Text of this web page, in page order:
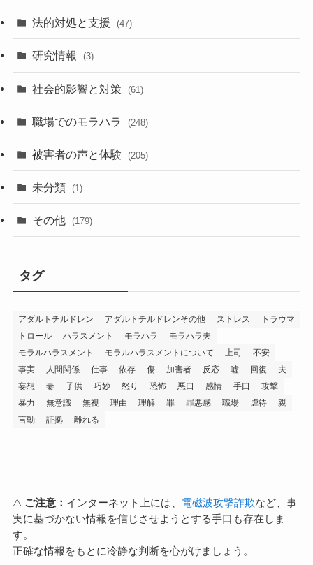
法的対処と支援 (47)
研究情報 (3)
社会的影響と対策 (61)
職場でのモラハラ (248)
被害者の声と体験 (205)
未分類 (1)
その他 (179)
タグ
アダルトチルドレン アダルトチルドレンその他 ストレス
トラウマ
トロール
ハラスメント モラハラ
モラハラ夫
モラルハラスメント
モラルハラスメントについて 上司
不安
事実
人間関係 仕事 依存 傷 加害者 反応 嘘 回復
夫
妄想
妻 子供 巧妙 怒り 恐怖 悪口 感情 手口
攻撃
暴力
無意識 無視 理由 理解 罪 罪悪感 職場 虐待
親
言動
証拠 離れる
⚠️ ご注意： インターネット上には、 電磁波攻撃詐欺など、事
実に基づかない情報を信じさせようとする手口も存在しま
す。
正確な情報をもとに冷静な判断を心がけましょう。